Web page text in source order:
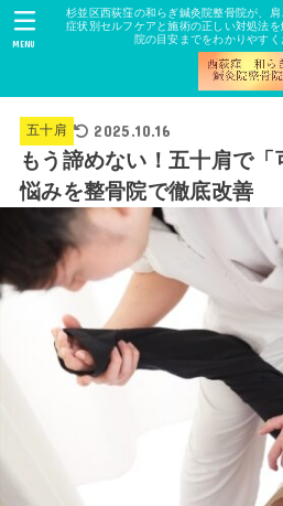
杉並区西荻窪の和らぎ鍼灸院整骨院が、
症状別セルフケアと施術の正しい対処法
院の目安までをわかりやすく
MENU
五十肩 2025.10.16
もう諦めない！五十肩で「
悩みを整骨院で徹底改善